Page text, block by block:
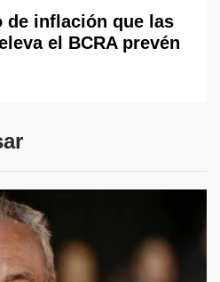
de inflación que las
el BCRA prevén